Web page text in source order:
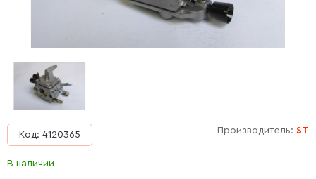
Производитель: ST
Код: 4120365
В наличии